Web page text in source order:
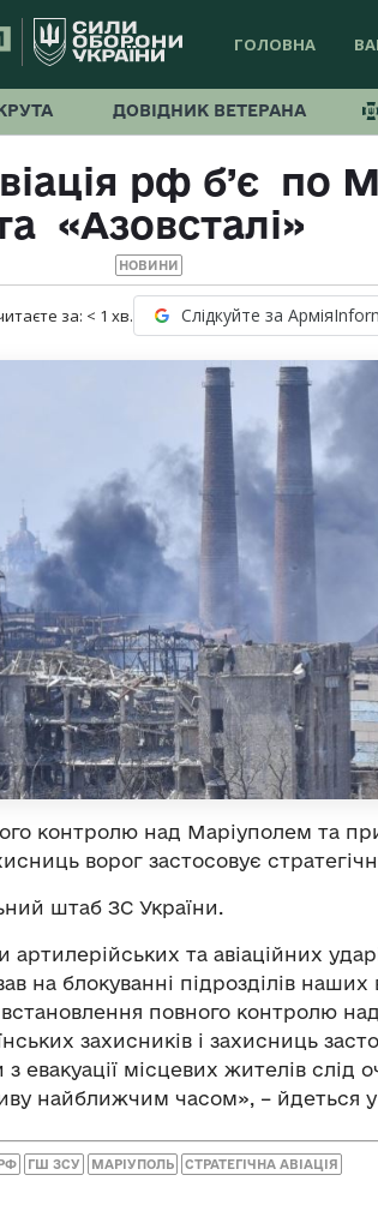
ГОЛОВНА
ДОВІДНИК ВЕТЕРАНА
рф б’є по
«Азовсталі»
НОВИНИ
за: < 1 хв. Слідкуйте за
контролю над Маріуполем та
ворог застосовує
штаб ЗС України.
артилерійських та авіаційних
на блокуванні підрозділів наших
повного контролю
захисників і захисниць
евакуації місцевих жителів слід
найближчим часом», – йдеться
ГШ ЗСУ МАРІУПОЛЬ СТРАТЕГІЧНА АВІАЦІЯ